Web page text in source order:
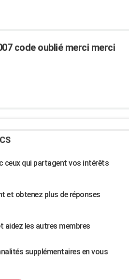
code oublié merci merci
ceux qui partagent vos intérêts
et obtenez plus de réponses
aidez les autres membres
supplémentaires en vous